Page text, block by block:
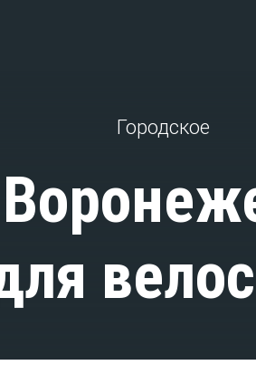
Городское